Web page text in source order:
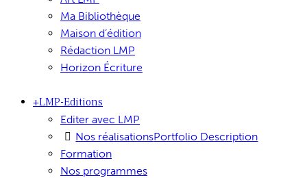
Ma Bibliothèque
Maison d’édition
Rédaction LMP
Horizon Écriture
+LMP-Editions
Editer avec LMP
Nos réalisationsPortfolio Description
Formation
Nos programmes